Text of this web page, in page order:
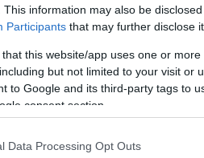
This information may also be
Participants that may further disclose
that this website/app uses one or
but not limited to your visit or
to Google and its third-party tags to
consent section.
Data Processing Opt Outs
is érkezik: Burhan
mozijában teljes
ben megjelent regénye, a